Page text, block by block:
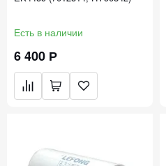
Есть в наличии
6 400 Р